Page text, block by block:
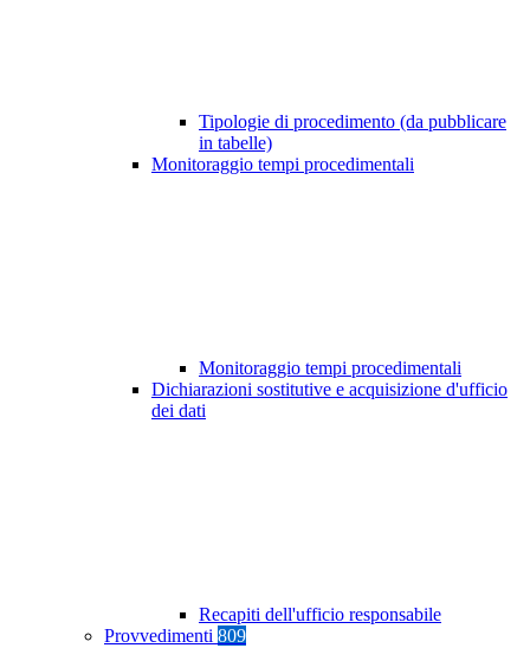
Tipologie di procedimento (da pubblicare
in tabelle)
Monitoraggio tempi procedimentali
Monitoraggio tempi procedimentali
Dichiarazioni sostitutive e acquisizione d'ufficio
dei dati
Recapiti dell'ufficio responsabile
Provvedimenti 809